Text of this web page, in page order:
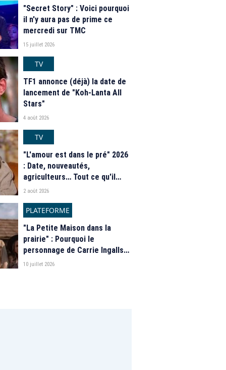
"Secret Story" : Voici pourquoi
il n'y aura pas de prime ce
mercredi sur TMC
15 juillet 2026
TV
TF1 annonce (déjà) la date de
lancement de "Koh-Lanta All
Stars"
4 août 2026
TV
"L'amour est dans le pré" 2026
: Date, nouveautés,
agriculteurs… Tout ce qu'il
faut savoir sur la saison 21 du
2 août 2026
PLATEFORME
"La Petite Maison dans la
prairie" : Pourquoi le
personnage de Carrie Ingalls
est absente de la nouvelle
10 juillet 2026